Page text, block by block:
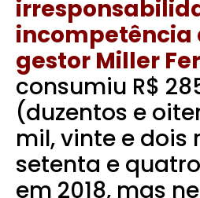
incompetência
gestor Miller
consumiu R$
(duzentos e
mil, vinte e dois
setenta e
em 2018, mas